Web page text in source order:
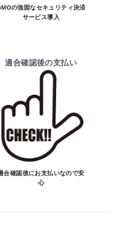
販売不可となる
旦ご注文のお手
を行い、商品が愛
ら決済となりま
の強固なセキュリティ決済
サービス導入
適合確認後の支払い
合確認後にお支払いなので安
心